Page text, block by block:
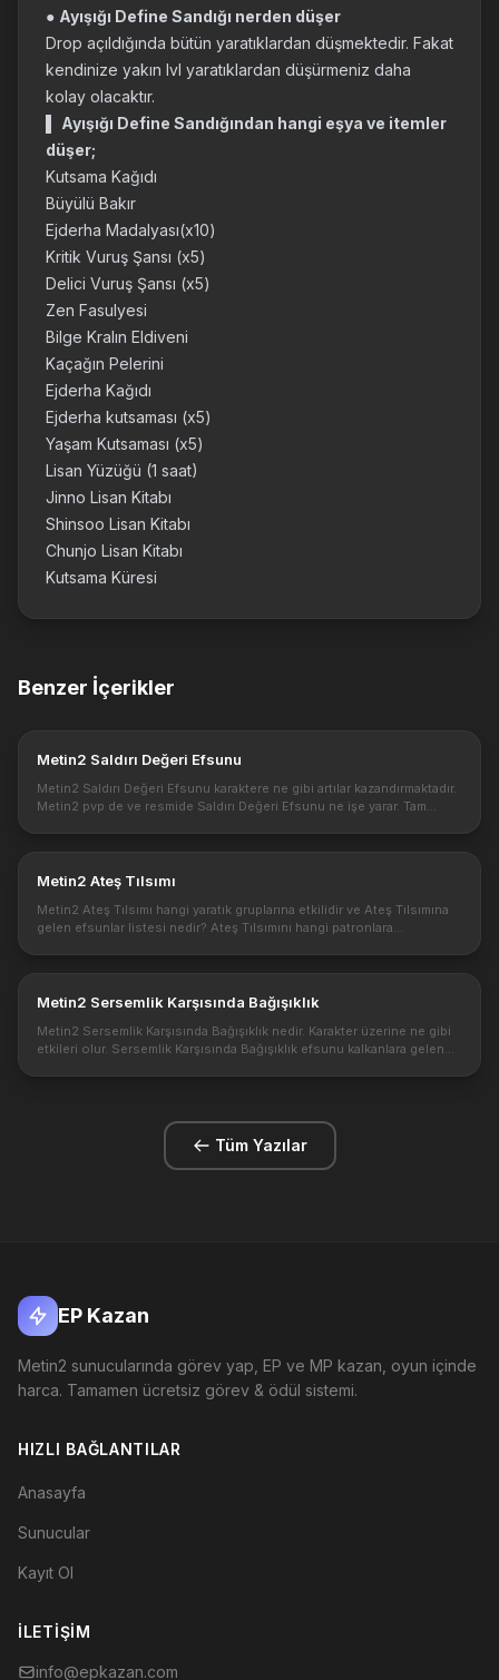
● Ayışığı Define Sandığı nerden düşer
Drop açıldığında bütün yaratıklardan düşmektedir. Fakat
kendinize yakın lvl yaratıklardan düşürmeniz daha
kolay olacaktır.
Ayışığı Define Sandığından hangi eşya ve itemler
düşer;
Kutsama Kağıdı
Büyülü Bakır
Ejderha Madalyası(x10)
Kritik Vuruş Şansı (x5)
Delici Vuruş Şansı (x5)
Zen Fasulyesi
Bilge Kralın Eldiveni
Kaçağın Pelerini
Ejderha Kağıdı
Ejderha kutsaması (x5)
Yaşam Kutsaması (x5)
Lisan Yüzüğü (1 saat)
Jinno Lisan Kitabı
Shinsoo Lisan Kitabı
Chunjo Lisan Kitabı
Kutsama Küresi
Benzer İçerikler
Metin2 Saldırı Değeri Efsunu
Metin2 Saldırı Değeri Efsunu karaktere ne gibi artılar kazandırmaktadır.
Metin2 pvp de ve resmide Saldırı Değeri Efsunu ne işe yarar. Tam
Metin2 Ateş Tılsımı
Metin2 Ateş Tılsımı hangi yaratık gruplarına etkilidir ve Ateş Tılsımına
gelen efsunlar listesi nedir? Ateş Tılsımını hangi patronlara
Metin2 Sersemlik Karşısında Bağışıklık
Metin2 Sersemlik Karşısında Bağışıklık nedir. Karakter üzerine ne gibi
etkileri olur. Sersemlik Karşısında Bağışıklık efsunu kalkanlara gelen
Tüm Yazılar
EP Kazan
Metin2 sunucularında görev yap, EP ve MP kazan, oyun içinde
harca. Tamamen ücretsiz görev & ödül sistemi.
HIZLI BAĞLANTILAR
Anasayfa
Sunucular
Kayıt Ol
İLETIŞIM
info@epkazan.com